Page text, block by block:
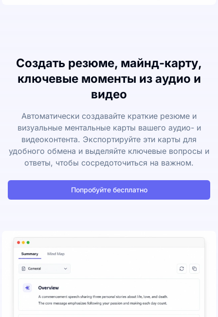
Создать резюме, майнд-карту,
ключевые моменты из аудио и
видео
Автоматически создавайте краткие резюме и
визуальные ментальные карты вашего аудио- и
видеоконтента. Экспортируйте эти карты для
удобного обмена и выделяйте ключевые вопросы и
ответы, чтобы сосредоточиться на важном.
Попробуйте бесплатно